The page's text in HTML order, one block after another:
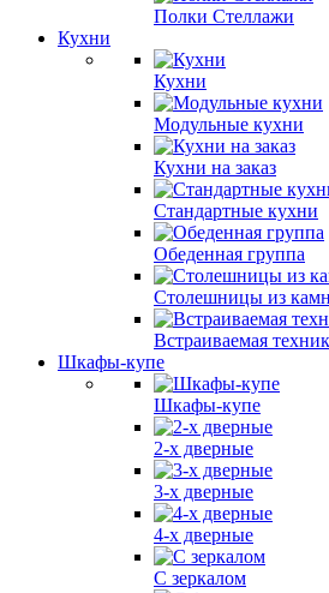
Полки Стеллажи
Кухни
Кухни
Модульные кухни
Кухни на заказ
Стандартные кухни
Обеденная группа
Столешницы из
Встраиваемая
Шкафы-купе
Шкафы-купе
2-х дверные
3-х дверные
4-х дверные
С зеркалом